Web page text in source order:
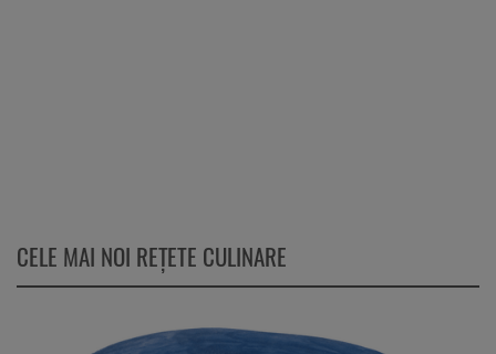
CELE MAI NOI REȚETE CULINARE